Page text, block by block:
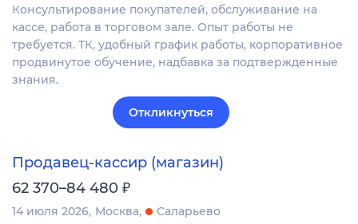
Консультирование покупателей, обслуживание на
кассе, работа в торговом зале. Опыт работы не
требуется. ТК, удобный график работы, корпоративное
продвинутое обучение, надбавка за подтвержденные
знания.
Откликнуться
Продавец-кассир (магазин)
62 370–84 480 ₽
14 июля 2026 Москва
Саларьево